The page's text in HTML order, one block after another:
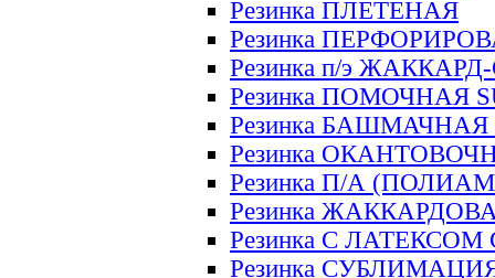
Резинка ПЛЕТЕНАЯ
Резинка
Резинка п/э
Резинка ПОМОЧНАЯ
Резинка БАШМАЧНАЯ
Резинка
Резинка П/А
Резинка
Резинка С ЛАТЕКСОМ
Резинка